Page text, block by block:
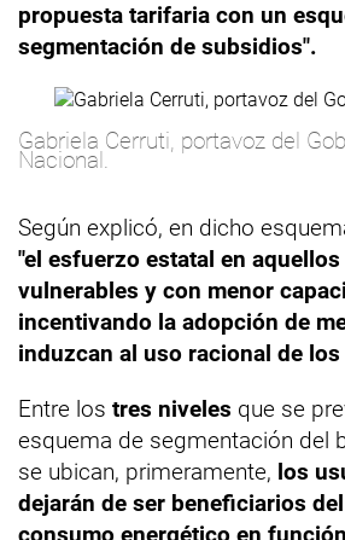
propuesta tarifaria con un
segmentación de subsidios".
Gabriela Cerruti, portavoz del
Nacional.
Según explicó, en dicho
"el esfuerzo estatal en
vulnerables y con menor
incentivando la adopción de
induzcan al uso racional de
Entre los tres niveles que se
esquema de segmentación del
se ubican, primeramente, los
dejarán de ser beneficiarios